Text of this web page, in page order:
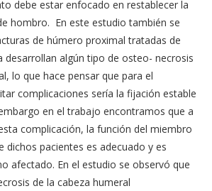
debe estar enfocado en restablecer la
hombro. En este estudio también se
de húmero proximal tratadas de
desarrollan algún tipo de osteo- necrosis
lo que hace pensar que para el
complicaciones sería la fijación estable
en el trabajo encontramos que a
complicación, la función del miembro
dichos pacientes es adecuado y es
afectado. En el estudio se observó que
de la cabeza humeral